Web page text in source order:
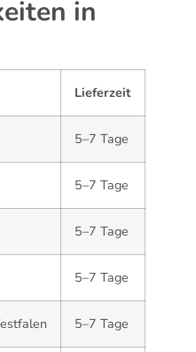
in
Lieferzeit
5–7 Tage
5–7 Tage
5–7 Tage
5–7 Tage
5–7 Tage